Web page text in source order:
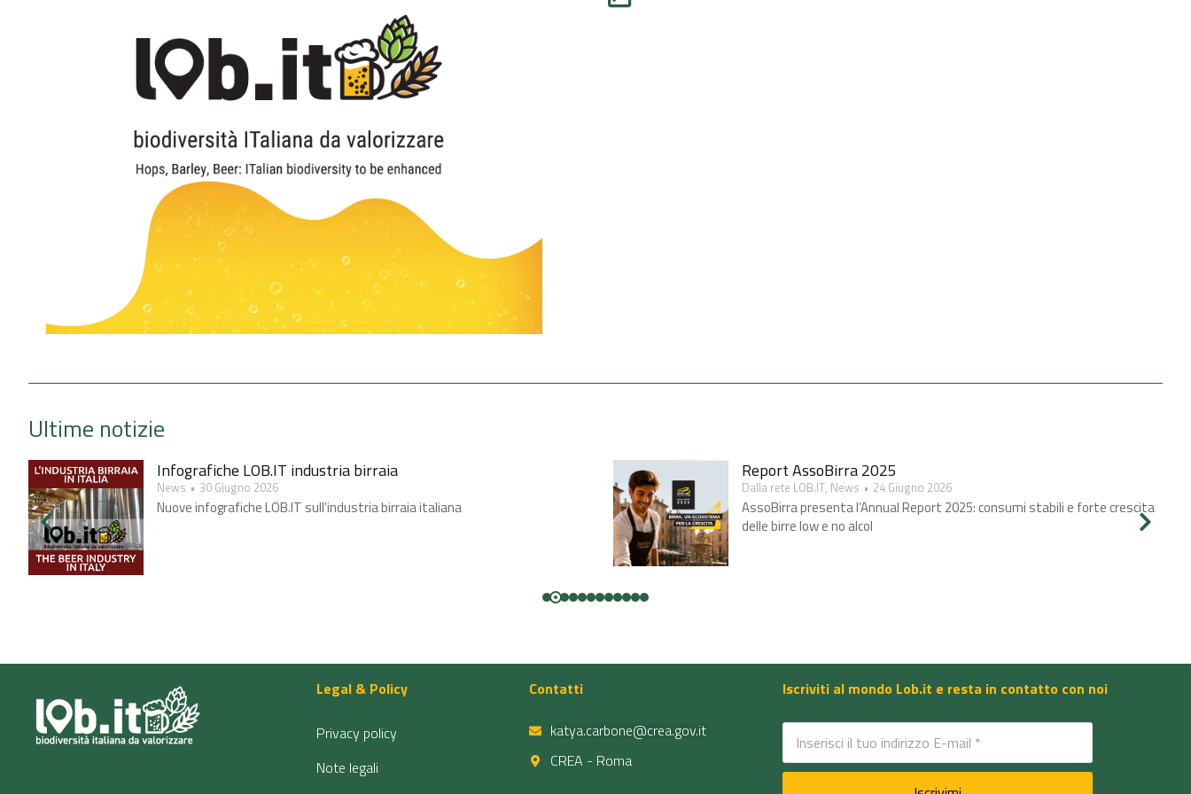
Ultime notizie
Infografiche LOB.IT industria birraia
News 30 Giugno 2026
Nuove infografiche LOB.IT sull'industria birraia italiana
Report AssoBirra 2025
Dalla rete LOB.IT, News 24 Giugno 2026
AssoBirra presenta l’Annual Report 2025: consumi stabili e forte crescita
delle birre low e no alcol
Legal & Policy
Privacy policy
Note legali
Contatti
katya.carbone@crea.gov.it
CREA - Roma
Iscriviti al mondo Lob.it e resta in contatto con noi